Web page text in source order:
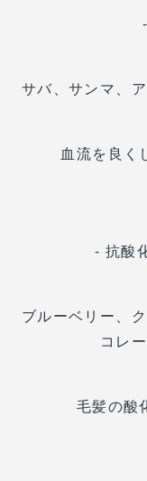
サバ、サンマ、
血流を良く
- 抗酸
ブルーベリー、
コレ
毛髪の酸